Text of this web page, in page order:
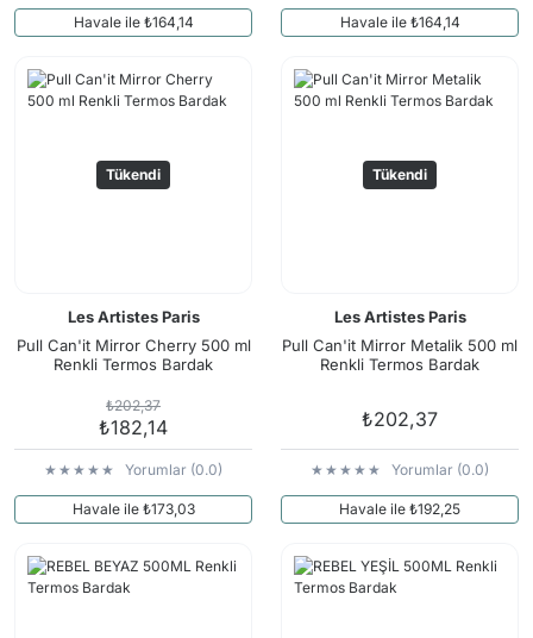
Havale ile ₺164,14 Havale ile ₺164,14
Tükendi
Les Artistes Paris
Pull Can'it Mirror Cherry 500 ml
Renkli Termos Bardak
₺202,37
₺182,14
Yorumlar (0.0)
Havale ile ₺173,03
Tükendi
Les Artistes Paris
Pull Can'it Mirror Metalik 500 ml
Renkli Termos Bardak
₺202,37
Yorumlar (0.0)
Havale ile ₺192,25